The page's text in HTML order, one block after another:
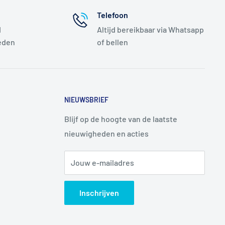
Telefoon
Altijd bereikbaar via Whatsapp
of bellen
NIEUWSBRIEF
Blijf op de hoogte van de laatste
nieuwigheden en acties
Jouw e-mailadres
Inschrijven